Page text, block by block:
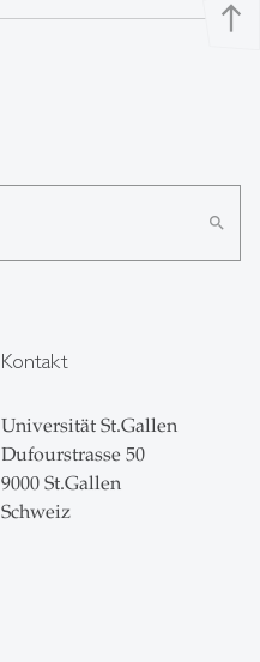
north
search
Kontakt
Universität St.Gallen
Dufourstrasse 50
9000 St.Gallen
Schweiz